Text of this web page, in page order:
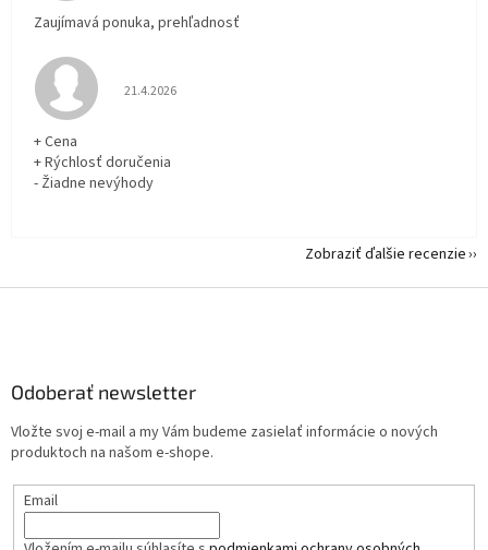
Zaujímavá ponuka, prehľadnosť
Hodnotenie obchodu je 5 z 5 hviezdičiek.
21.4.2026
+ Cena
+ Rýchlosť doručenia
- Žiadne nevýhody
Zobraziť ďalšie recenzie
Odoberať newsletter
Vložte svoj e-mail a my Vám budeme zasielať informácie o nových
produktoch na našom e-shope.
Email